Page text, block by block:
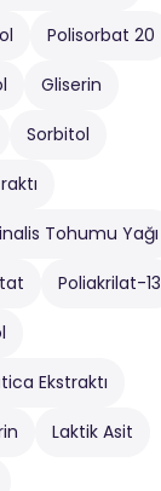
Polisorbat 20
Gliserin
Sorbitol
Tohumu Yağı
Poliakrilat-13
Ekstraktı
Laktik Asit